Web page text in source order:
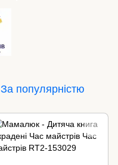
За популярністю